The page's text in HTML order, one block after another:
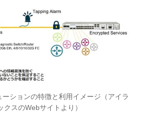
ションの特徴と利用イメージ（アイラ
クスのWebサイトより）